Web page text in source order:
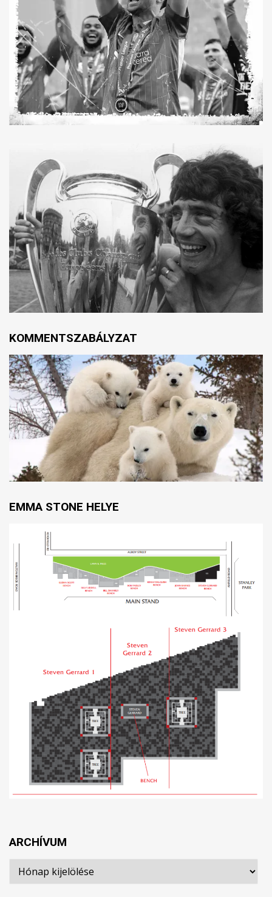
KOMMENTSZABÁLYZAT
EMMA STONE HELYE
ARCHÍVUM
Archívum